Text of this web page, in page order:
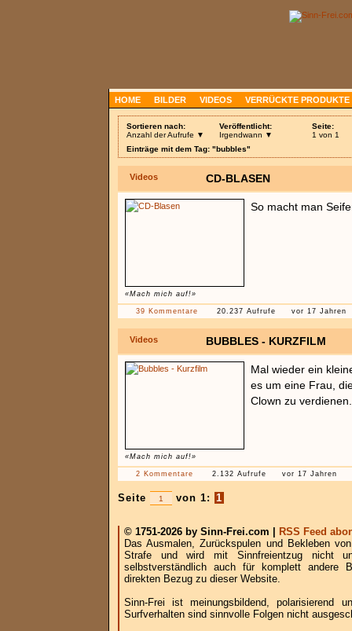
HOME BILDER VIDEOS VERRÜCKTE PRODUKTE
Sortieren nach:
Anzahl der Aufrufe ▼
Veröffentlicht:
Irgendwann ▼
Seite:
1 von 1
Einträge mit dem Tag: "bubbles"
Videos CD-BLASEN
«Mach mich auf!»
So macht man
39 Kommentare 20.237 Aufrufe vor 17 Jahren
Videos BUBBLES - KURZFILM
«Mach mich auf!»
Mal wieder ein
es um eine Frau,
Clown zu verdienen.
2 Kommentare 2.132 Aufrufe vor 17 Jahren
Seite von 1: 1
© 1751-2026 by Sinn-Frei.com |
RSS Feed
Das Ausmalen, Zurückspulen und Bekleben
Strafe und wird mit Sinnfreientzug nicht
selbstverständlich auch für komplett andere
direkten Bezug zu dieser Website.
Sinn-Frei ist meinungsbildend, polarisierend
Surfverhalten sind sinnvolle Folgen nicht